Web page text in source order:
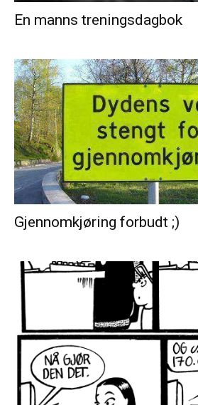
En manns treningsdagbok
Gjennomkjøring forbudt ;)